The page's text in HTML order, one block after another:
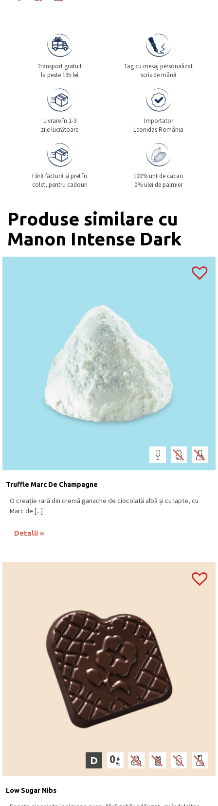
Transport gratuit
la peste 195 lei
Tag cu mesaj personalizat
scris de mână
Livrare în 1-3
zile lucrătoare
Importator
Leonidas România
Fără factură si pret în
colet, pentru cadouri
100% unt de cacao
0% ulei de palmier
Produse similare cu
Manon Intense Dark
Truffle Marc De Champagne
O creație rară din cremă ganache de ciocolată albă și cu lapte, cu
Marc de [...]
Detalii
D
Low Sugar Nibs